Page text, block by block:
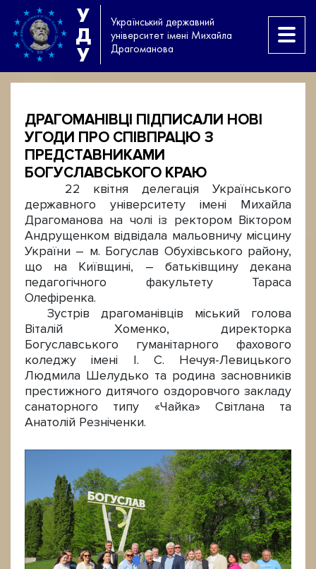
У
Д
У
Український державний
університет імені Михайла
Драгоманова
ДРАГОМАНІВЦІ ПІДПИСАЛИ НОВІ
УГОДИ ПРО СПІВПРАЦЮ З
ПРЕДСТАВНИКАМИ
БОГУСЛАВСЬКОГО КРАЮ
22 квітня делегація Українського
державного університету імені Михайла
Драгоманова на чолі із ректором Віктором
Андрущенком відвідала мальовничу місцину
України – м. Богуслав Обухівського району,
що на Київщині, – батьківщину декана
педагогічного факультету Тараса
Олефіренка.
Зустрів драгоманівців міський голова
Віталій Хоменко, директорка
Богуславського гуманітарного фахового
коледжу імені І. С. Нечуя-Левицького
Людмила Шелудько та родина засновників
престижного дитячого оздоровчого закладу
санаторного типу «Чайка» Світлана та
Анатолій Резніченки.